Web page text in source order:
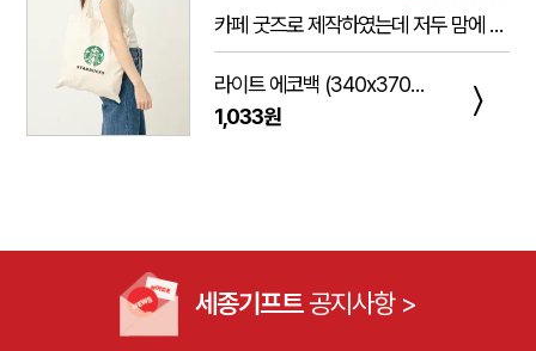
카페 굿즈로 제작하였는데 저두 맘에 들고 손님들도 맘에 들어하세요. 저두 매일 들고 다니는데 탄탄해서 좋아요.가격도 맘에 들어서 벌써 3번째 주문했어요.진행 과정에 있어서도 상담 직원분들 세심하고 친절하세요.
라이트 에코백 (340x370mm)
1,033원
〉
세종기프트공지사항 >